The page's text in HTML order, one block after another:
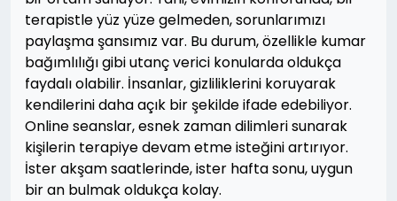
terapistle yüz yüze gelmeden, sorunlarımızı
paylaşma şansımız var. Bu durum, özellikle kumar
bağımlılığı gibi utanç verici konularda oldukça
faydalı olabilir. İnsanlar, gizliliklerini koruyarak
kendilerini daha açık bir şekilde ifade edebiliyor.
Online seanslar, esnek zaman dilimleri sunarak
kişilerin terapiye devam etme isteğini artırıyor.
İster akşam saatlerinde, ister hafta sonu, uygun
bir an bulmak oldukça kolay.